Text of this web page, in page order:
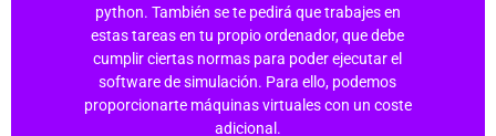
python. También se te pedirá que trabajes en
estas tareas en tu propio ordenador, que debe
cumplir ciertas normas para poder ejecutar el
software de simulación. Para ello, podemos
proporcionarte máquinas virtuales con un coste
adicional.